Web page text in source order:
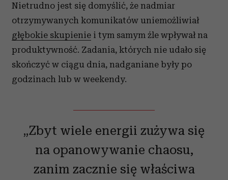
Nietrudno jest się domyślić, że nadmiar
otrzymywanych komunikatów uniemożliwiał
głębokie skupienie i tym samym źle wpływał na
produktywność. Zadania, których nie udało się
skończyć w ciągu dnia, nadganiane były po
godzinach lub w weekendy.
„Zbyt wiele energii zużywa się
na opanowywanie chaosu,
zanim zacznie się właściwa